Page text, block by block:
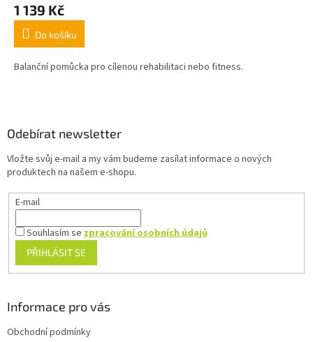
1 139 Kč
Do košíku
Balanční pomůcka pro cílenou rehabilitaci nebo fitness.
Odebírat newsletter
Vložte svůj e-mail a my vám budeme zasílat informace o nových
produktech na našem e-shopu.
E-mail
Souhlasím sezpracování osobních údajů
PŘIHLÁSIT SE
Informace pro vás
Obchodní podmínky